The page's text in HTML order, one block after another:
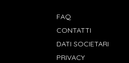
FAQ
CONTATTI
DATI SOCIETARI
PRIVACY